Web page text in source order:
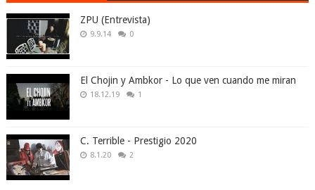
ZPU (Entrevista)
9.9.14 0
El Chojin y Ambkor - Lo que ven cuando me miran
18.12.19 1
C. Terrible - Prestigio 2020
8.1.20 2